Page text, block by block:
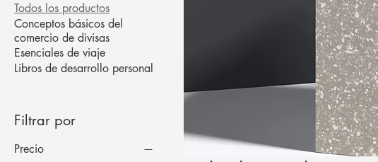
Todos los productos
Conceptos básicos del
comercio de divisas
Esenciales de viaje
Libros de desarrollo personal
Filtrar por
Precio